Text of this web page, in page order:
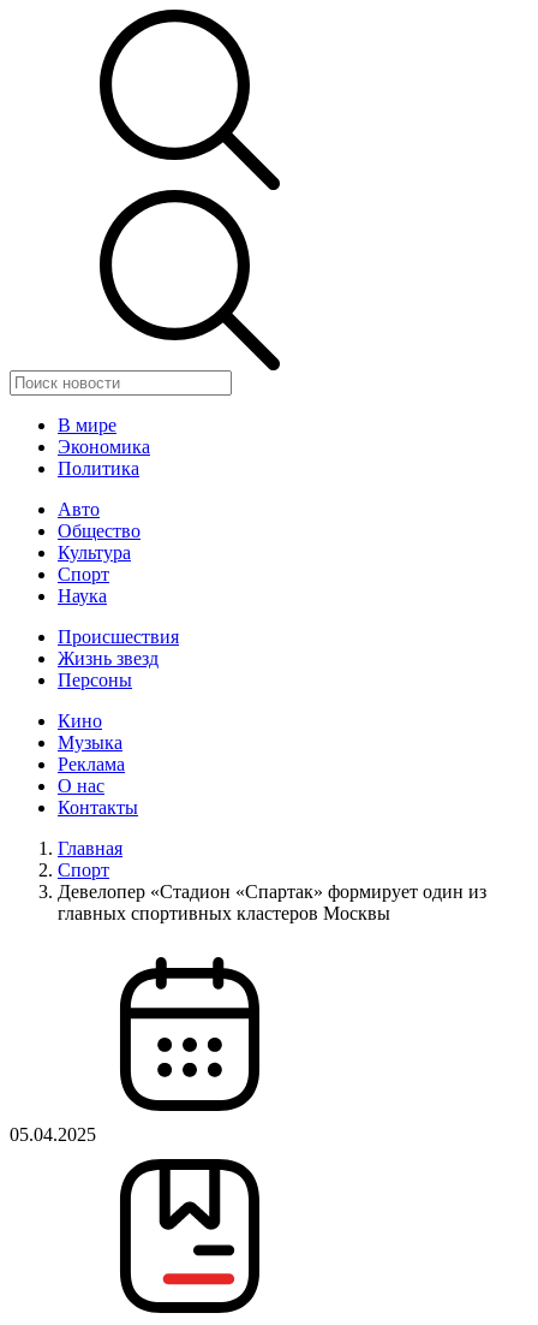
В мире
Экономика
Политика
Авто
Общество
Культура
Спорт
Наука
Происшествия
Жизнь звезд
Персоны
Кино
Музыка
Реклама
О нас
Контакты
Главная
Спорт
Девелопер «Стадион «Спартак» формирует один из
главных спортивных кластеров Москвы
05.04.2025